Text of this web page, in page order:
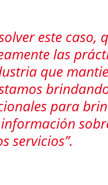
este caso,
las
que
para
servicios”.